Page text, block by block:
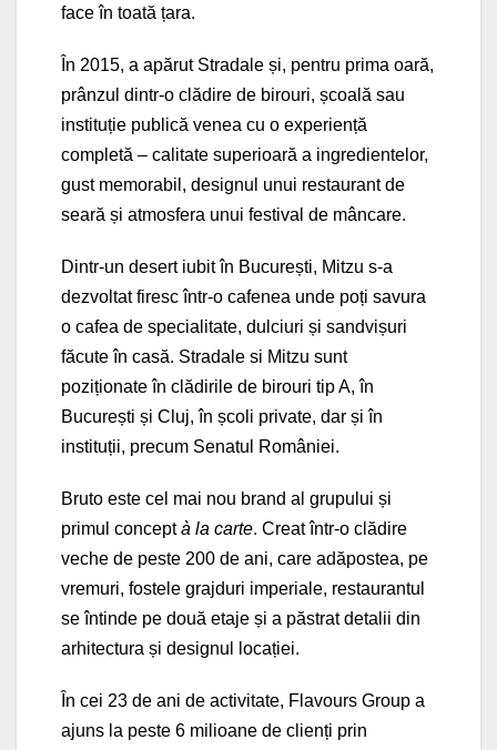
face în toată țara.
În 2015, a apărut Stradale și, pentru prima oară,
prânzul dintr-o clădire de birouri, școală sau
instituție publică venea cu o experiență
completă – calitate superioară a ingredientelor,
gust memorabil, designul unui restaurant de
seară și atmosfera unui festival de mâncare.
Dintr-un desert iubit în București, Mitzu s-a
dezvoltat firesc într-o cafenea unde poți savura
o cafea de specialitate, dulciuri și sandvișuri
făcute în casă. Stradale si Mitzu sunt
poziționate în clădirile de birouri tip A, în
București și Cluj, în școli private, dar și în
instituții, precum Senatul României.
Bruto este cel mai nou brand al grupului și
primul conceptà la carte. Creat într-o clădire
veche de peste 200 de ani, care adăpostea, pe
vremuri, fostele grajduri imperiale, restaurantul
se întinde pe două etaje și a păstrat detalii din
arhitectura și designul locației.
În cei 23 de ani de activitate, Flavours Group a
ajuns la peste 6 milioane de clienți prin